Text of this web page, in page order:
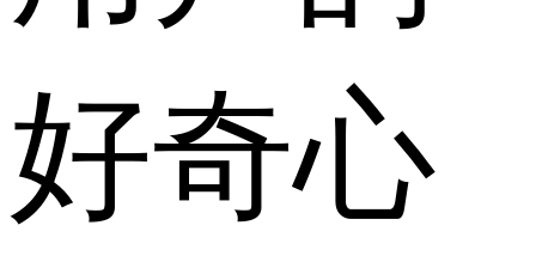
好奇心